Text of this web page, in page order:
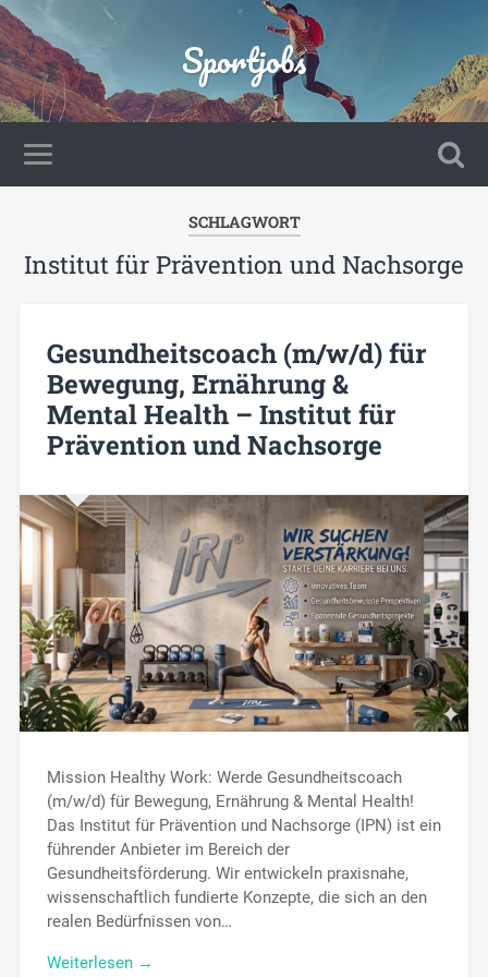
Sportjobs
SCHLAGWORT
Institut für Prävention und Nachsorge
Gesundheitscoach (m/w/d) für
Bewegung, Ernährung &
Mental Health – Institut für
Prävention und Nachsorge
Mission Healthy Work: Werde Gesundheitscoach
(m/w/d) für Bewegung, Ernährung & Mental Health!
Das Institut für Prävention und Nachsorge (IPN) ist ein
führender Anbieter im Bereich der
Gesundheitsförderung. Wir entwickeln praxisnahe,
wissenschaftlich fundierte Konzepte, die sich an den
realen Bedürfnissen von…
Weiterlesen →